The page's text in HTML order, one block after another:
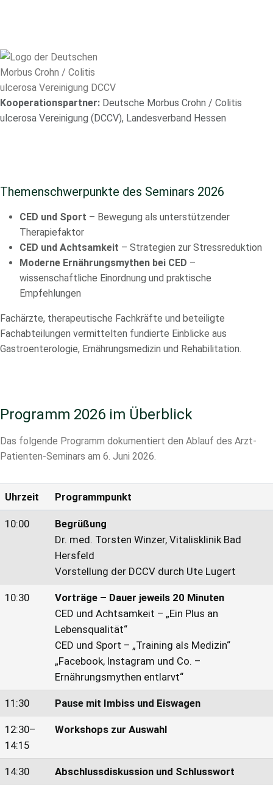
Kooperationspartner: Deutsche Morbus Crohn / Colitis
ulcerosa Vereinigung (DCCV), Landesverband Hessen
Themenschwerpunkte des Seminars 2026
CED und Sport – Bewegung als unterstützender
Therapiefaktor
CED und Achtsamkeit – Strategien zur Stressreduktion
Moderne Ernährungsmythen bei CED –
wissenschaftliche Einordnung und praktische
Empfehlungen
Fachärzte, therapeutische Fachkräfte und beteiligte
Fachabteilungen vermittelten fundierte Einblicke aus
Gastroenterologie, Ernährungsmedizin und Rehabilitation.
Programm 2026 im Überblick
Das folgende Programm dokumentiert den Ablauf des Arzt-
Patienten-Seminars am 6. Juni 2026.
Uhrzeit Programmpunkt
10:00
Begrüßung
Dr. med. Torsten Winzer, Vitalisklinik Bad
Hersfeld
Vorstellung der DCCV durch Ute Lugert
10:30
Vorträge – Dauer jeweils 20 Minuten
CED und Achtsamkeit – „Ein Plus an
Lebensqualität“
CED und Sport – „Training als Medizin“
„Facebook, Instagram und Co. –
Ernährungsmythen entlarvt“
11:30 Pause mit Imbiss und Eiswagen
12:30–
14:15
Workshops zur Auswahl
14:30 Abschlussdiskussion und Schlusswort